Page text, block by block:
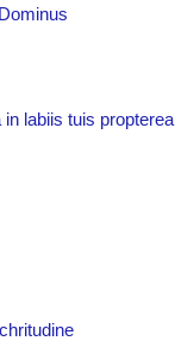
labiis tuis propterea